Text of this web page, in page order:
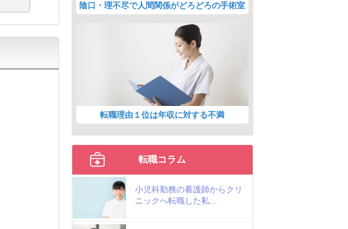
陰口・理不尽で人間関係がどろどろの手術室
転職理由１位は年収に対する不満
転職コラム
小児科勤務の看護師からクリ
ニックへ転職した私...